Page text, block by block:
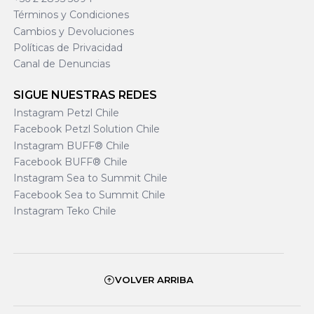
Términos y Condiciones
Cambios y Devoluciones
Políticas de Privacidad
Canal de Denuncias
SIGUE NUESTRAS REDES
Instagram Petzl Chile
Facebook Petzl Solution Chile
Instagram BUFF® Chile
Facebook BUFF® Chile
Instagram Sea to Summit Chile
Facebook Sea to Summit Chile
Instagram Teko Chile
VOLVER ARRIBA